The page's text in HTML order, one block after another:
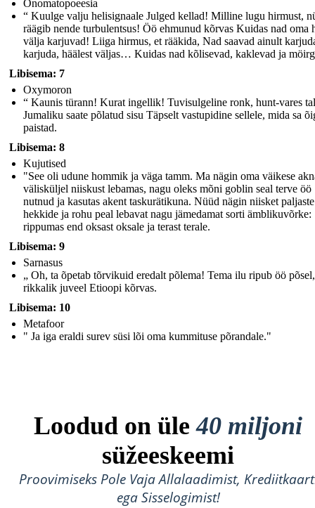
Onomatopoeesia
“ Kuulge valju helisignaale Julged kellad! Milline lugu hirmust,
räägib nende turbulentsus! Öö ehmunud kõrvas Kuidas nad oma
välja karjuvad! Liiga hirmus, et rääkida, Nad saavad ainult
karjuda, häälest väljas… Kuidas nad kõlisevad, kaklevad ja
Libisema: 7
Oxymoron
“ Kaunis türann! Kurat ingellik! Tuvisulgeline ronk, hunt-vares
Jumaliku saate põlatud sisu Täpselt vastupidine sellele, mida sa
paistad.
Libisema: 8
Kujutised
"See oli udune hommik ja väga tamm. Ma nägin oma väikese
välisküljel niiskust lebamas, nagu oleks mõni goblin seal terve öö
nutnud ja kasutas akent taskurätikuna. Nüüd nägin niisket paljaste
hekkide ja rohu peal lebavat nagu jämedamat sorti ämblikuvõrke:
rippumas end oksast oksale ja terast terale.
Libisema: 9
Sarnasus
„ Oh, ta õpetab tõrvikuid eredalt põlema! Tema ilu ripub öö
rikkalik juveel Etioopi kõrvas.
Libisema: 10
Metafoor
" Ja iga eraldi surev süsi lõi oma kummituse põrandale."
Loodud on üle40 miljoni
süžeeskeemi
Proovimiseks Pole Vaja Allalaadimist,
ega Sisselogimist!